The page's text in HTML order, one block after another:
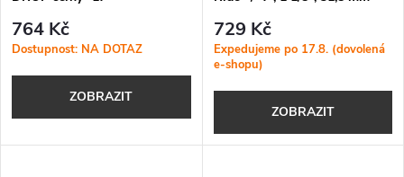
764 Kč
Dostupnost: NA DOTAZ
ZOBRAZIT
729 Kč
Expedujeme po 17.8. (dovolená
e-shopu)
ZOBRAZIT